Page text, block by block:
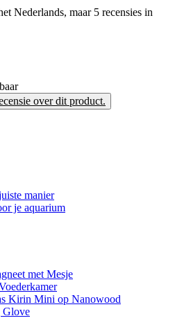
Nederlands, maar 5 recensies in
over dit product.
manier
je aquarium
met Mesje
Kirin Mini op Nanowood
Glove